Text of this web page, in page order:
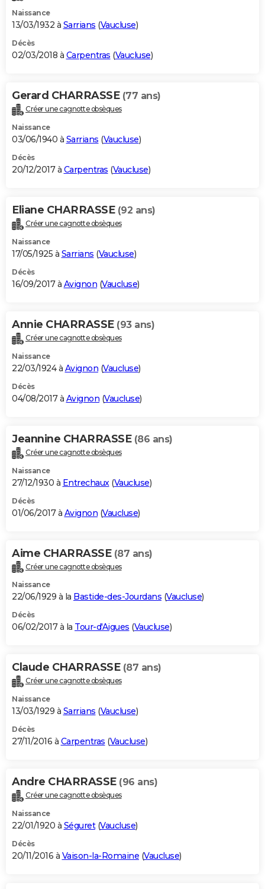
Naissance
13/03/1932 à Sarrians (Vaucluse)
Décès
02/03/2018 à Carpentras (Vaucluse)
Gerard CHARRASSE (77 ans)
Créer une cagnotte obsèques
Naissance
03/06/1940 à Sarrians (Vaucluse)
Décès
20/12/2017 à Carpentras (Vaucluse)
Eliane CHARRASSE (92 ans)
Créer une cagnotte obsèques
Naissance
17/05/1925 à Sarrians (Vaucluse)
Décès
16/09/2017 à Avignon (Vaucluse)
Annie CHARRASSE (93 ans)
Créer une cagnotte obsèques
Naissance
22/03/1924 à Avignon (Vaucluse)
Décès
04/08/2017 à Avignon (Vaucluse)
Jeannine CHARRASSE (86 ans)
Créer une cagnotte obsèques
Naissance
27/12/1930 à Entrechaux (Vaucluse)
Décès
01/06/2017 à Avignon (Vaucluse)
Aime CHARRASSE (87 ans)
Créer une cagnotte obsèques
Naissance
22/06/1929 à la Bastide-des-Jourdans (Vaucluse)
Décès
06/02/2017 à la Tour-d'Aigues (Vaucluse)
Claude CHARRASSE (87 ans)
Créer une cagnotte obsèques
Naissance
13/03/1929 à Sarrians (Vaucluse)
Décès
27/11/2016 à Carpentras (Vaucluse)
Andre CHARRASSE (96 ans)
Créer une cagnotte obsèques
Naissance
22/01/1920 à Séguret(Vaucluse)
Décès
20/11/2016 à Vaison-la-Romaine (Vaucluse)